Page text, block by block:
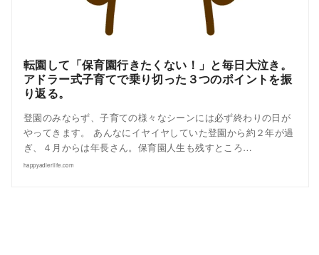
転園して「保育園行きたくない！」と毎日大泣き。
アドラー式子育てで乗り切った３つのポイントを振
り返る。
登園のみならず、子育ての様々なシーンには必ず終わりの日が
やってきます。 あんなにイヤイヤしていた登園から約２年が過
ぎ、４月からは年長さん。保育園人生も残すところ…
happyadlerlife.com